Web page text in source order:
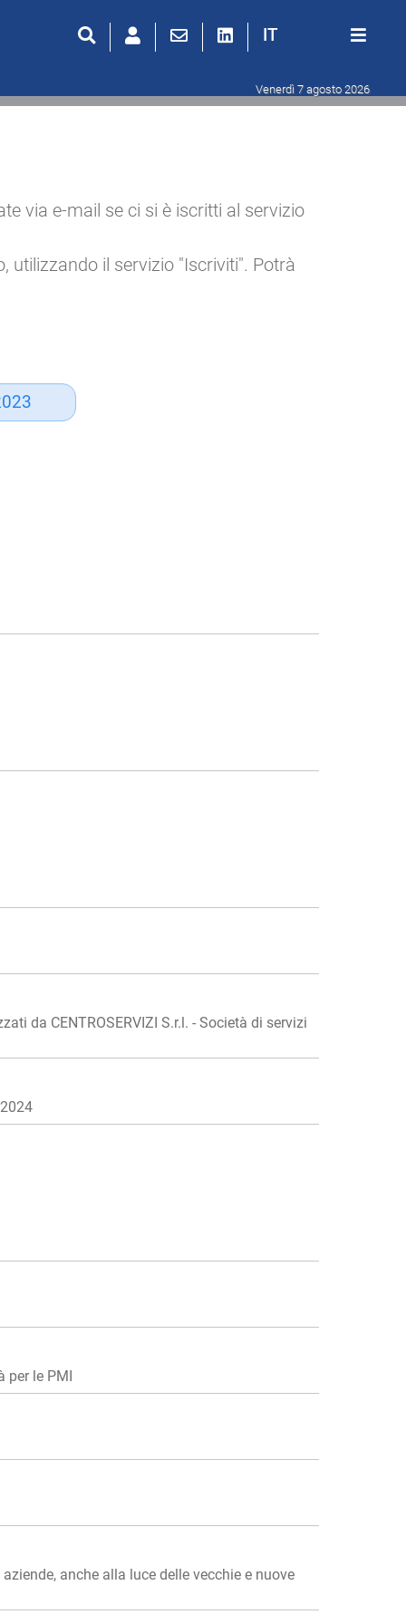
IT
Venerdì 7 agosto 2026
via e-mail se ci si è iscritti al servizio
utilizzando il servizio "Iscriviti". Potrà
da CENTROSERVIZI S.r.l. - Società di servizi
per le PMI
anche alla luce delle vecchie e nuove